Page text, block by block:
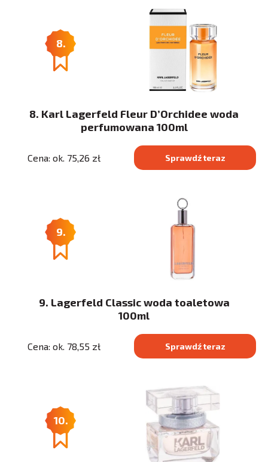
8.
8. Karl Lagerfeld Fleur D’Orchidee woda
perfumowana 100ml
Cena: ok. 75,26 zł Sprawdź teraz
9.
9. Lagerfeld Classic woda toaletowa
100ml
Cena: ok. 78,55 zł Sprawdź teraz
10.